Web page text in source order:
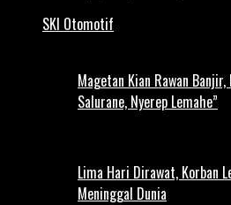
SKI Otomotif
Magetan Kian Rawan Banjir,
Salurane, Nyerep Lemahe”
Lima Hari Dirawat, Korban
Meninggal Dunia